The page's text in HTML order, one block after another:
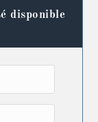
disponible